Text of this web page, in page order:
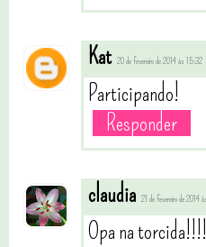
Kat 20 de fevereiro de 2014 às 15:32
Participando!
Responder
claudia 21 de fevereiro de 2014
Opa na